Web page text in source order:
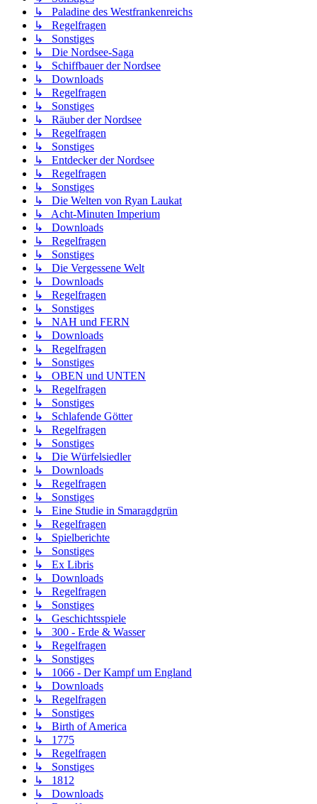
↳ Paladine des Westfrankenreichs
↳ Regelfragen
↳ Sonstiges
↳ Die Nordsee-Saga
↳ Schiffbauer der Nordsee
↳ Downloads
↳ Regelfragen
↳ Sonstiges
↳ Räuber der Nordsee
↳ Regelfragen
↳ Sonstiges
↳ Entdecker der Nordsee
↳ Regelfragen
↳ Sonstiges
↳ Die Welten von Ryan Laukat
↳ Acht-Minuten Imperium
↳ Downloads
↳ Regelfragen
↳ Sonstiges
↳ Die Vergessene Welt
↳ Downloads
↳ Regelfragen
↳ Sonstiges
↳ NAH und FERN
↳ Downloads
↳ Regelfragen
↳ Sonstiges
↳ OBEN und UNTEN
↳ Regelfragen
↳ Sonstiges
↳ Schlafende Götter
↳ Regelfragen
↳ Sonstiges
↳ Die Würfelsiedler
↳ Downloads
↳ Regelfragen
↳ Sonstiges
↳ Eine Studie in Smaragdgrün
↳ Regelfragen
↳ Spielberichte
↳ Sonstiges
↳ Ex Libris
↳ Downloads
↳ Regelfragen
↳ Sonstiges
↳ Geschichtsspiele
↳ 300 - Erde & Wasser
↳ Regelfragen
↳ Sonstiges
↳ 1066 - Der Kampf um England
↳ Downloads
↳ Regelfragen
↳ Sonstiges
↳ Birth of America
↳ 1775
↳ Regelfragen
↳ Sonstiges
↳ 1812
↳ Downloads